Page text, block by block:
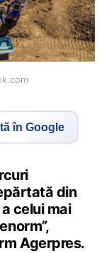
în Google
din
celui mai
Agerpres.